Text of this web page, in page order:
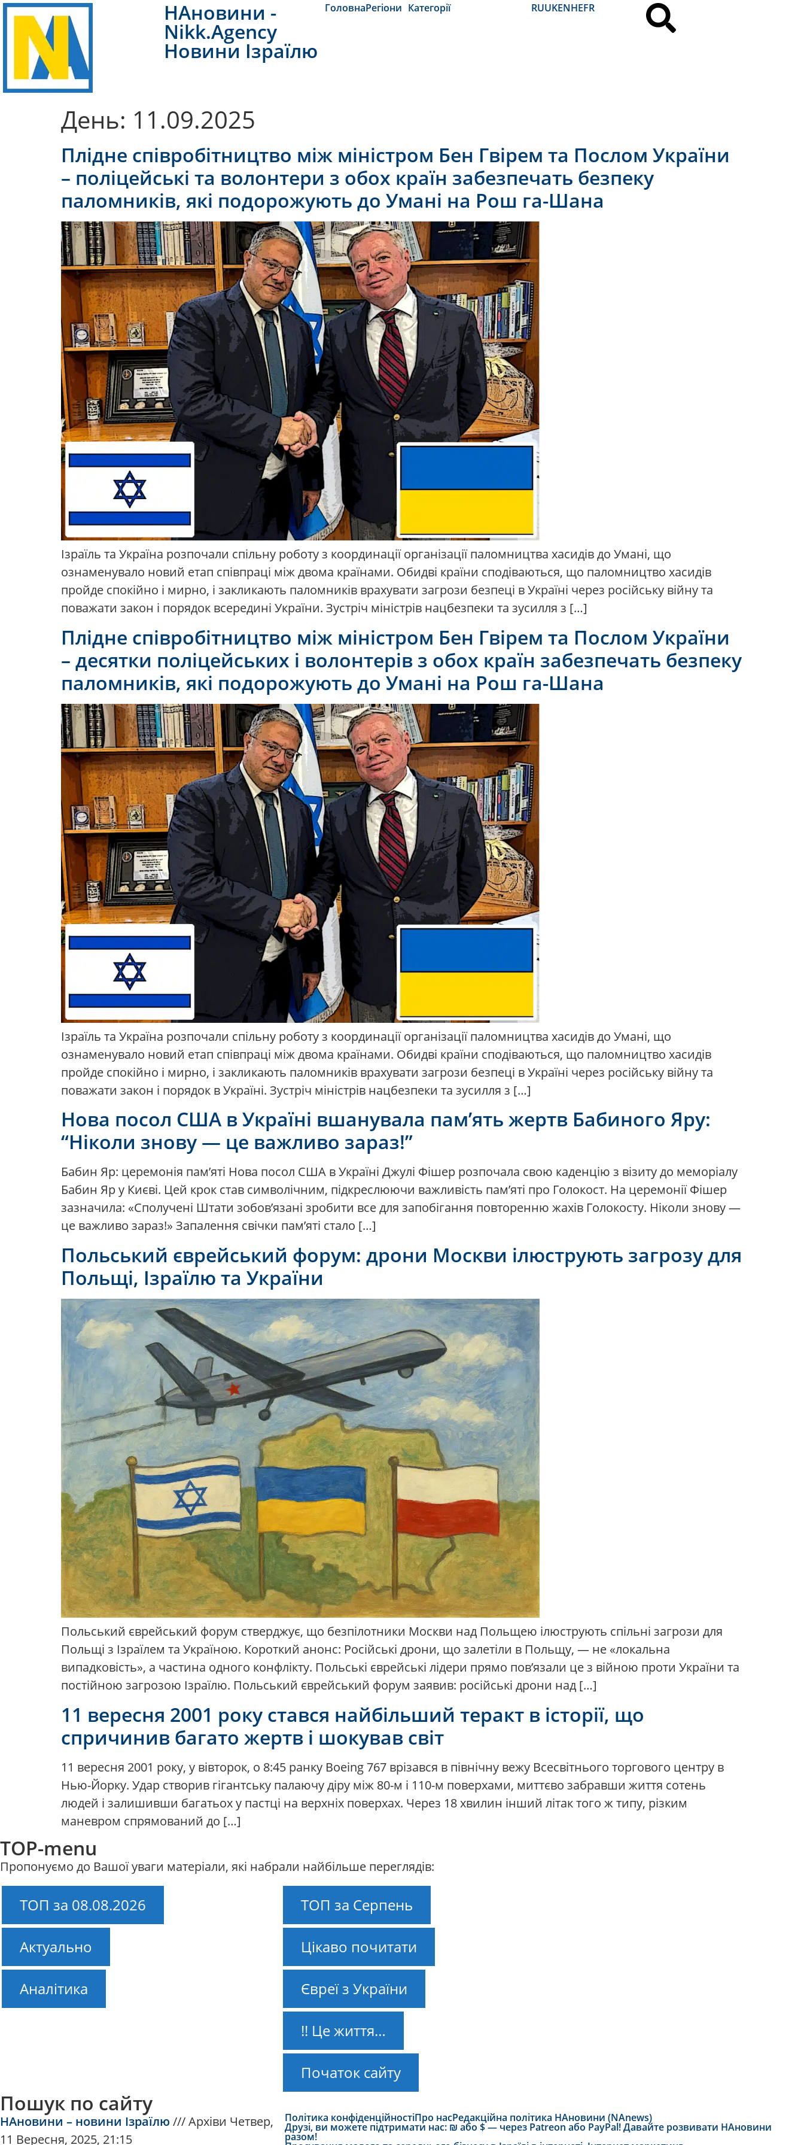
НАновини -
Nikk.Agency
Новини Ізраїлю
ГоловнаРегіони Категорії RUUKENHEFR
День: 11.09.2025
Плідне співробітництво між міністром Бен Гвірем та Послом України
– поліцейські та волонтери з обох країн забезпечать безпеку
паломників, які подорожують до Умані на Рош га-Шана
Ізраїль та Україна розпочали спільну роботу з координації організації паломництва хасидів до Умані, що
ознаменувало новий етап співпраці між двома країнами. Обидві країни сподіваються, що паломництво хасидів
пройде спокійно і мирно, і закликають паломників врахувати загрози безпеці в Україні через російську війну та
поважати закон і порядок всередині України. Зустріч міністрів нацбезпеки та зусилля з […]
Плідне співробітництво між міністром Бен Гвірем та Послом України
– десятки поліцейських і волонтерів з обох країн забезпечать безпеку
паломників, які подорожують до Умані на Рош га-Шана
Ізраїль та Україна розпочали спільну роботу з координації організації паломництва хасидів до Умані, що
ознаменувало новий етап співпраці між двома країнами. Обидві країни сподіваються, що паломництво хасидів
пройде спокійно і мирно, і закликають паломників врахувати загрози безпеці в Україні через російську війну та
поважати закон і порядок в Україні. Зустріч міністрів нацбезпеки та зусилля з […]
Нова посол США в Україні вшанувала пам’ять жертв Бабиного Яру:
“Ніколи знову — це важливо зараз!”
Бабин Яр: церемонія пам’яті Нова посол США в Україні Джулі Фішер розпочала свою каденцію з візиту до меморіалу
Бабин Яр у Києві. Цей крок став символічним, підкреслюючи важливість пам’яті про Голокост. На церемонії Фішер
зазначила: «Сполучені Штати зобов’язані зробити все для запобігання повторенню жахів Голокосту. Ніколи знову —
це важливо зараз!» Запалення свічки пам’яті стало […]
Польський єврейський форум: дрони Москви ілюструють загрозу для
Польщі, Ізраїлю та України
Польський єврейський форум стверджує, що безпілотники Москви над Польщею ілюструють спільні загрози для
Польщі з Ізраїлем та Україною. Короткий анонс: Російські дрони, що залетіли в Польщу, — не «локальна
випадковість», а частина одного конфлікту. Польські єврейські лідери прямо пов’язали це з війною проти України та
постійною загрозою Ізраїлю. Польський єврейський форум заявив: російські дрони над […]
11 вересня 2001 року стався найбільший теракт в історії, що
спричинив багато жертв і шокував світ
11 вересня 2001 року, у вівторок, о 8:45 ранку Boeing 767 врізався в північну вежу Всесвітнього торгового центру в
Нью-Йорку. Удар створив гігантську палаючу діру між 80-м і 110-м поверхами, миттєво забравши життя сотень
людей і залишивши багатьох у пастці на верхніх поверхах. Через 18 хвилин інший літак того ж типу, різким
маневром спрямований до […]
TOP-menu
Пропонуємо до Вашої уваги матеріали, які набрали найбільше переглядів:
ТОП за 08.08.2026
Актуально
Аналітика
ТОП за Серпень
Цікаво почитати
Євреї з України
!! Це життя…
Початок сайту
Пошук по сайту
НАновини – новини Ізраїлю ///Архіви Четвер,
11 Вересня, 2025, 21:15
Політика конфіденційностіПро насРедакційна політика НАновини (NAnews)
Друзі, ви можете підтримати нас: ₪ або $ — через Patreon або PayPal! Давайте розвивати НАновини
разом!